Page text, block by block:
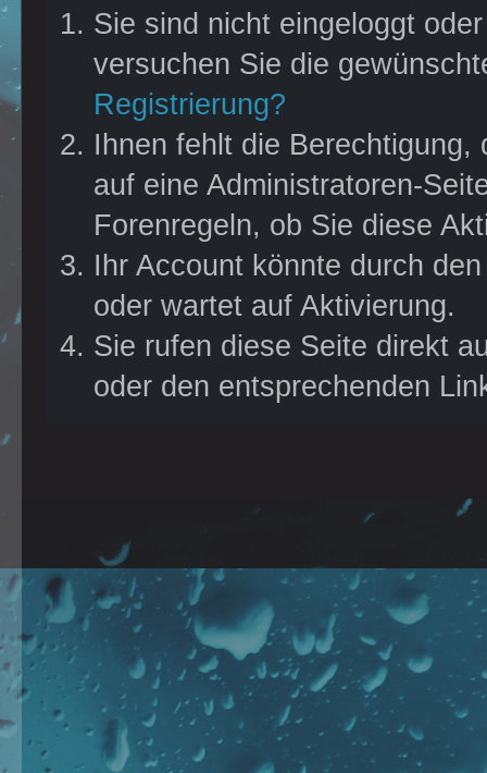
versucht euch zu
fressen. Alles? Mhmm...
findet es heraus. Oder
habt ihr Schiss?
Jedenfalls seht ihr nicht
so aus. Zeigt uns, das
wir uns da nicht geirrt
haben. Schaut euch in
Ruhe um, stöbert durch
die einzelnen Threads
und bei Fragen könnt ihr
euch jederzeit gern an
Hauptaccounts
versendet.
Sie sind nicht eingeloggt
versuchen Sie die
Registrierung?
Ihnen fehlt die
auf eine Administratoren-
Forenregeln, ob Sie diese
Ihr Account könnte durch
oder wartet auf Aktivierung.
Sie rufen diese Seite direkt
oder den entsprechenden